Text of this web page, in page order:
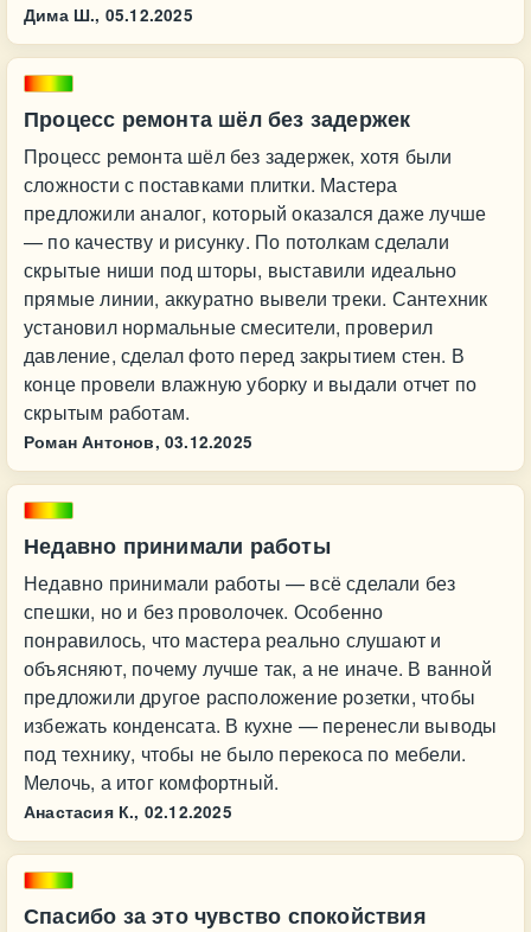
Дима Ш., 05.12.2025
Процесс ремонта шёл без задержек
Процесс ремонта шёл без задержек, хотя были
сложности с поставками плитки. Мастера
предложили аналог, который оказался даже лучше
— по качеству и рисунку. По потолкам сделали
скрытые ниши под шторы, выставили идеально
прямые линии, аккуратно вывели треки. Сантехник
установил нормальные смесители, проверил
давление, сделал фото перед закрытием стен. В
конце провели влажную уборку и выдали отчет по
скрытым работам.
Роман Антонов, 03.12.2025
Недавно принимали работы
Недавно принимали работы — всё сделали без
спешки, но и без проволочек. Особенно
понравилось, что мастера реально слушают и
объясняют, почему лучше так, а не иначе. В ванной
предложили другое расположение розетки, чтобы
избежать конденсата. В кухне — перенесли выводы
под технику, чтобы не было перекоса по мебели.
Мелочь, а итог комфортный.
Анастасия К., 02.12.2025
Спасибо за это чувство спокойствия